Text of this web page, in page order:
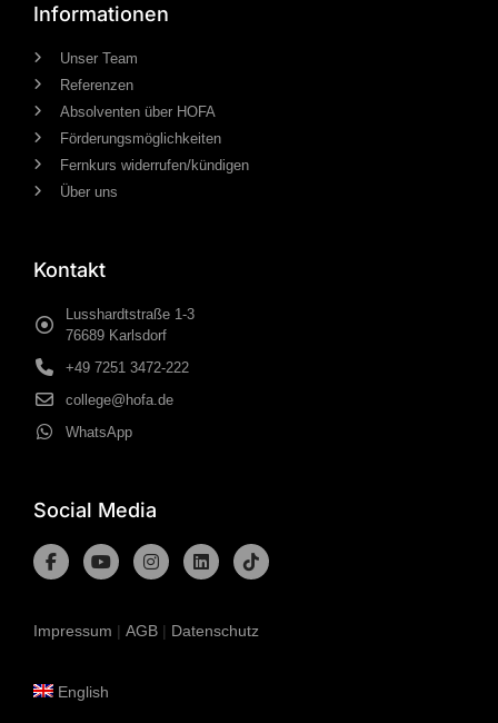
Informationen
Unser Team
Referenzen
Absolventen über HOFA
Förderungsmöglichkeiten
Fernkurs widerrufen/kündigen
Über uns
Kontakt
Lusshardtstraße 1-3
76689 Karlsdorf
+49 7251 3472-222
college@hofa.de
WhatsApp
Social Media
Impressum | AGB | Datenschutz
English